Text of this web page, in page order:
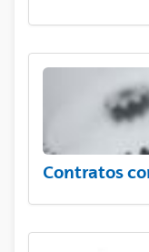
Contratos